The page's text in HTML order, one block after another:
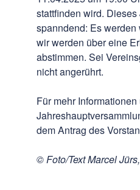
stattfinden wird.
spanndend: Es
wir werden über eine
abstimmen. Sei
nicht angerührt.
Für mehr
dem Antrag des
© Foto/Text Marcel